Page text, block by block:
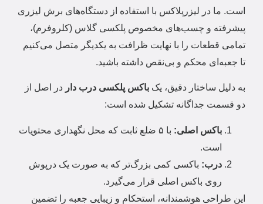
است. ما در لیزرپلاکس با استفاده از دستگاه‌های برش لیزری
پیشرفته و چسب‌های مخصوص پلکسی گلاس (کلروفرم)،
تمامی قطعات را با نهایت ظرافت به یکدیگر متصل می‌کنیم
تا جعبه‌ای محکم و بی‌نقص داشته باشید.
به دلیل ساختار دقیق، یک باکس پلکسی درب دار در اصل از
دو قسمت جداگانه تشکیل شده است:
باکس اصلی:
با ۵ ضلع ثابت که محل نگهداری محتویات
است.
درب: باکسی کمی بزرگ‌تر که به صورت یک درپوش
روی باکس اصلی قرار می‌گیرد.
این طراحی هوشمندانه، استحکام و زیبایی جعبه را تضمین